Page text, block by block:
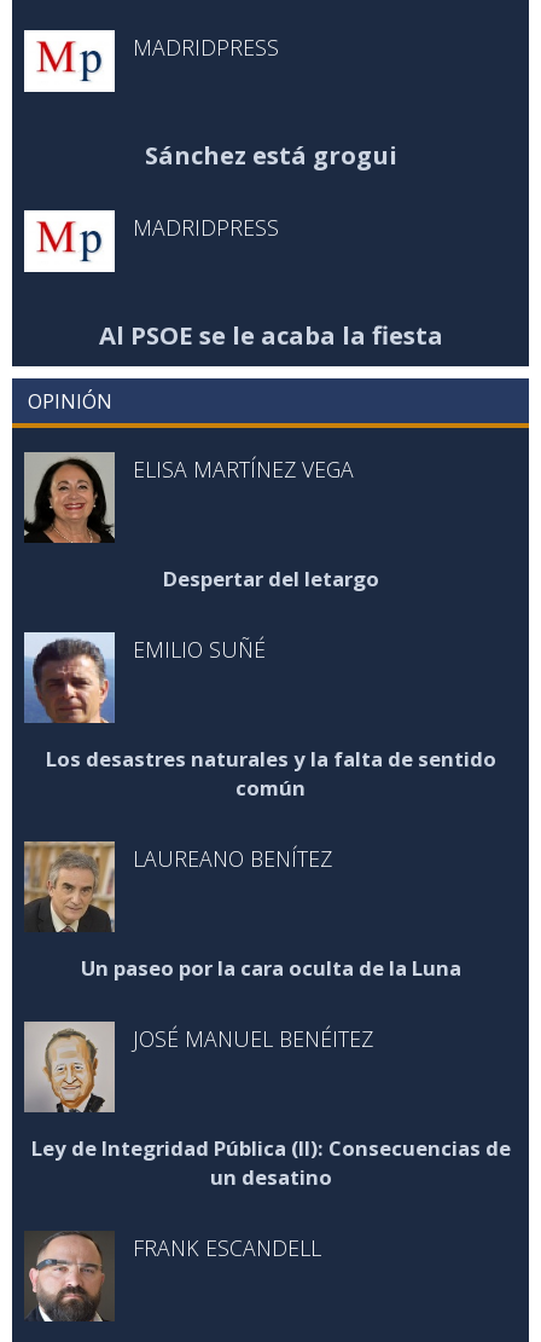
MADRIDPRESS
Sánchez está grogui
MADRIDPRESS
Al PSOE se le acaba la fiesta
OPINIÓN
ELISA MARTÍNEZ VEGA
Despertar del letargo
EMILIO SUÑÉ
Los desastres naturales y la falta de sentido
común
LAUREANO BENÍTEZ
Un paseo por la cara oculta de la Luna
JOSÉ MANUEL BENÉITEZ
Ley de Integridad Pública (II): Consecuencias de
un desatino
FRANK ESCANDELL